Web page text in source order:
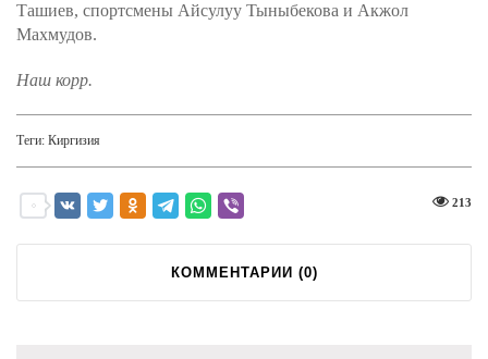
Ташиев, спортсмены Айсулуу Тыныбекова и Акжол
Махмудов.
Наш корр.
Теги: Киргизия
213
КОММЕНТАРИИ (0)